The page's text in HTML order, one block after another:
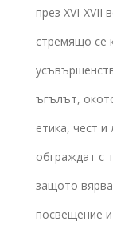
през XVI-XVII
стремящо се
ъгълът,
етика, чест
обграждат с
защото
посвещение